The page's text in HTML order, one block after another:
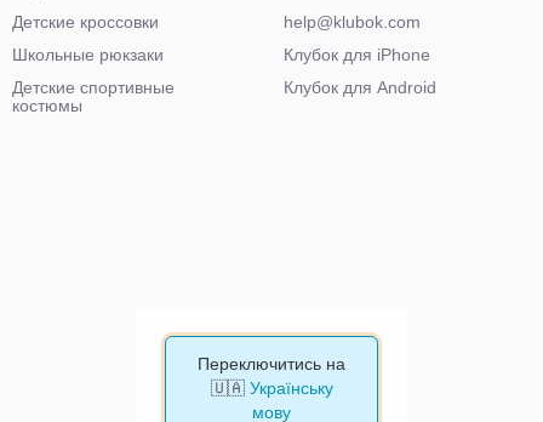
Детские кроссовки
Школьные рюкзаки
Детские спортивные
костюмы
help@klubok.com
Клубок для iPhone
Клубок для Android
Переключитись на
🇺🇦 Українську
мову